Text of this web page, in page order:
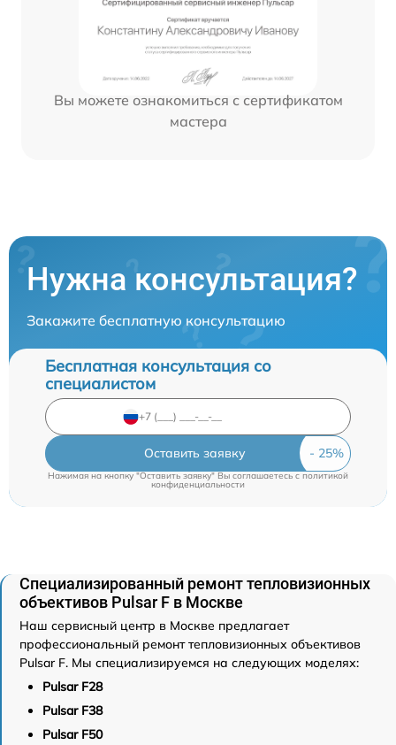
Вы можете ознакомиться с сертификатом
мастера
Нужна консультация?
Закажите бесплатную консультацию
Бесплатная консультация со
специалистом
Оставить заявку
Нажимая на кнопку "Оставить заявку" Вы соглашаетесь cполитикой
конфиденциальности
Специализированный ремонт тепловизионных
объективов Pulsar F в Москве
Наш сервисный центр в Москве предлагает
профессиональный ремонт тепловизионных объективов
Pulsar F. Мы специализируемся на следующих моделях:
Pulsar F28
Pulsar F38
Pulsar F50